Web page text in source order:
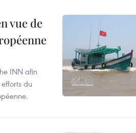
vue de
INN afin
du